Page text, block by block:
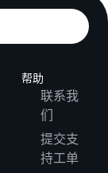
帮助
联系我
们
提交支
持工单